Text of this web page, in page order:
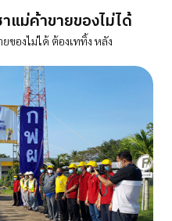
แม่ค้าขายของไม่ได้
ของไม่ได้ ต้องเททิ้ง หลัง